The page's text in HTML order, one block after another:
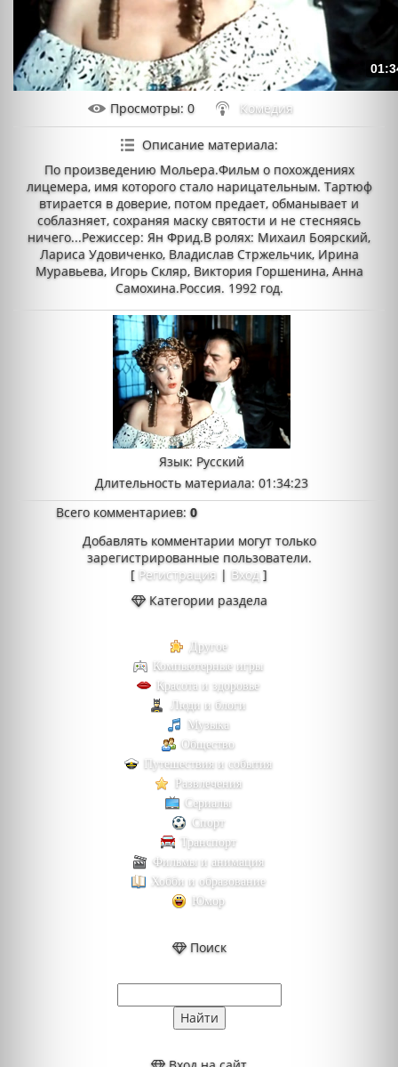
Просмотры: 0 Комедия
Описание материала:
По произведению Мольера.Фильм о похождениях
лицемера, имя которого стало нарицательным. Тартюф
втирается в доверие, потом предает, обманывает и
соблазняет, сохраняя маску святости и не стесняясь
ничего...Режиссер: Ян Фрид.В ролях: Михаил Боярский,
Лариса Удовиченко, Владислав Стржельчик, Ирина
Муравьева, Игорь Скляр, Виктория Горшенина, Анна
Самохина.Россия. 1992 год.
Язык: Русский
Длительность материала: 01:34:23
Всего комментариев:0
Добавлять комментарии могут только
зарегистрированные пользователи.
[ Регистрация | Вход ]
Категории раздела
Другое
Компьютерные игры
Красота и здоровье
Люди и блоги
Музыка
Общество
Путешествия и события
Развлечения
Сериалы
Спорт
Транспорт
Фильмы и анимация
Хобби и образование
Юмор
Поиск